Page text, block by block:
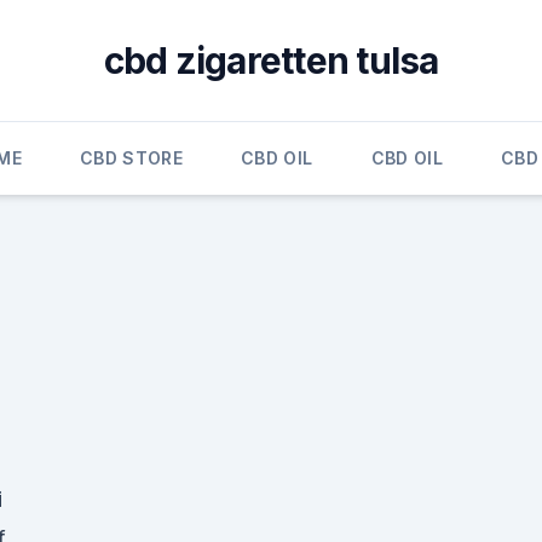
cbd zigaretten tulsa
CBD STORE CBD OIL CBD OIL